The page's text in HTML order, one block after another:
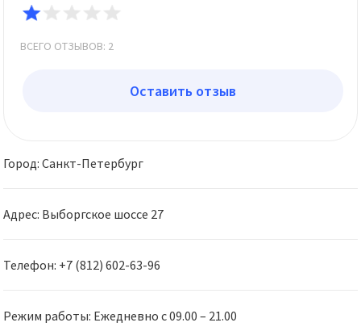
Город: Санкт-Петербург
Адрес: Выборгское шоссе 27
Телефон: +7 (812) 602-63-96
Режим работы: Ежедневно с 09.00 – 21.00
ВСЕГО ОТЗЫВОВ: 2
Оставить отзыв